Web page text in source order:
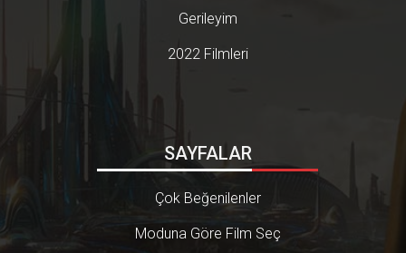
Gerileyim
2022 Filmleri
SAYFALAR
Çok Beğenilenler
Moduna Göre Film Seç